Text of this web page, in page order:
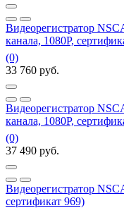
Видеорегистратор
канала, 1080P,
(0)
33 760 руб.
Видеорегистратор
канала, 1080Р,
(0)
37 490 руб.
Видеорегистратор
сертификат 969)